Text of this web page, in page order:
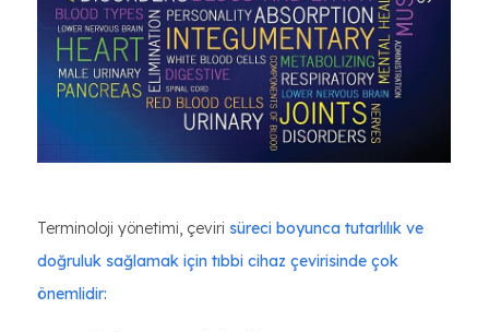
Terminoloji yönetimi, çeviri süreci boyunca tutarlılık ve
doğruluk sağlamak için tıbbi cihaz çevirisinde çok
önemlidir: